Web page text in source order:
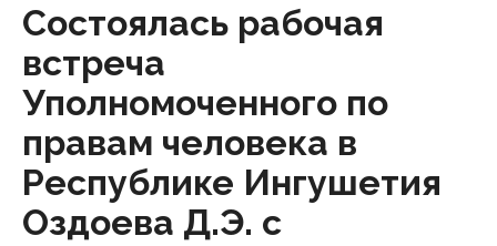
Состоялась рабочая
встреча
Уполномоченного по
правам человека в
Республике Ингушетия
Оздоева Д.Э. с